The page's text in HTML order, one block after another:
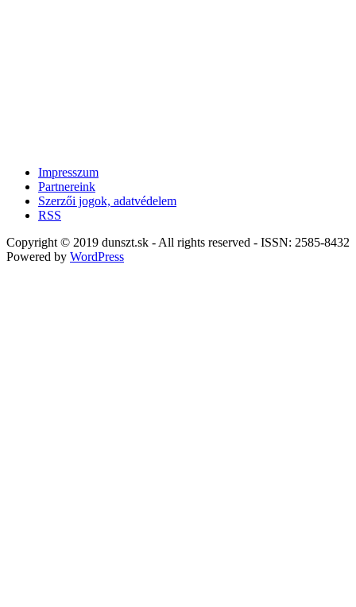
Impresszum
Partnereink
Szerzői jogok, adatvédelem
RSS
Copyright © 2019 dunszt.sk - All rights reserved - ISSN: 2585-8432
Powered by WordPress